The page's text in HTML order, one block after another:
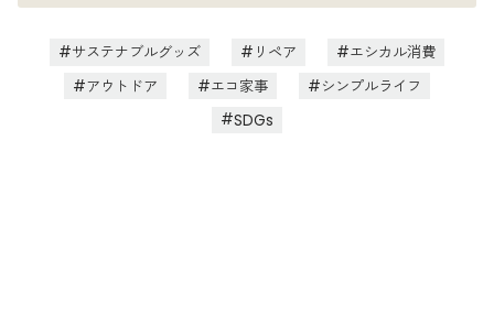
サステナブルグッズ リペア
エシカル消費
アウトドア
エコ家事
シンプルライフ
SDGs